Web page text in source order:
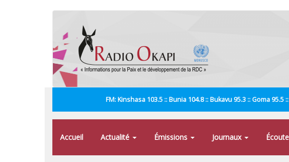
FM: Kinshasa 103.5 :: Bunia 104.8 :: Bukavu 95.3 :: Goma
Accueil Actualité Émissions Journaux